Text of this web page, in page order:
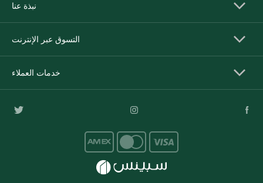
نبذة عنا
التسوق عبر الإنترنت
خدمات العملاء